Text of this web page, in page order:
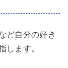
ど自分の好き
します。